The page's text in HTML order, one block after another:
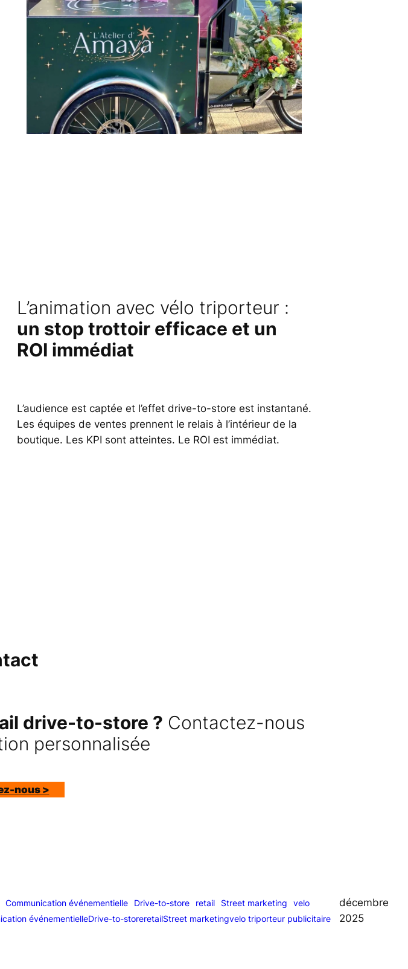
L’animation avec vélo triporteur :
un stop trottoir efficace et un
ROI immédiat
L’audience est captée et l’effet drive-to-store est instantané.
Les équipes de ventes prennent le relais à l’intérieur de la
boutique. Les KPI sont atteintes. Le ROI est immédiat.
drive-to-store ? Contactez-nous
personnalisée
nous >
Communication événementielle Drive-to-store retail Street marketing
velo
événementielleDrive-to-storeretailStreet marketingvelo triporteur publicitaire
décembre
2025